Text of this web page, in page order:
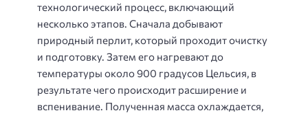
технологический процесс, включающий
несколько этапов. Сначала добывают
природный перлит, который проходит очистку
и подготовку. Затем его нагревают до
температуры около 900 градусов Цельсия, в
результате чего происходит расширение и
вспенивание. Полученная масса охлаждается,